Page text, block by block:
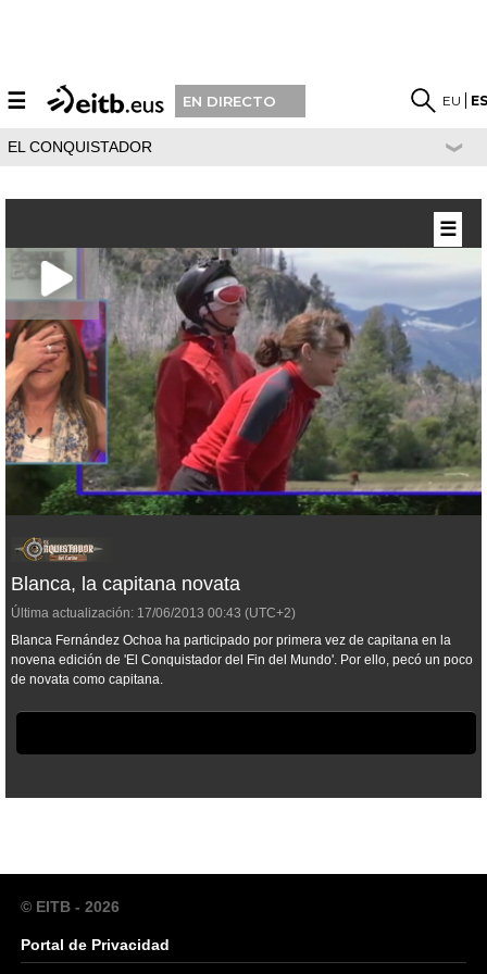
☰ EN DIRECTO EU
EL CONQUISTADOR
Blanca, la capitana novata
Última actualización: 17/06/2013 00:43 (UTC+2)
Blanca Fernández Ochoa ha participado por primera vez de capitana en la
novena edición de 'El Conquistador del Fin del Mundo'. Por ello, pecó un poco
de novata como capitana.
☰
© EITB - 2026
Portal de Privacidad